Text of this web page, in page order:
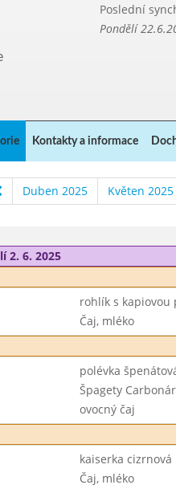
Poslední
Pondělí
Kontakty a informace
Duben 2025 Květen 2025
2. 6. 2025
rohlík s kapiovou
Čaj, mléko
polévka
Špagety
ovocný čaj
kaiserka
Čaj, mléko